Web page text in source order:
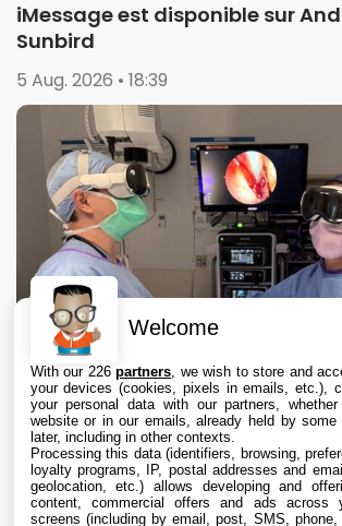
iMessage est disponible sur
Sunbird
5 Aug. 2026 • 18:39
Apple Vision Pro : une étude
Welcome
With our 226partners , we wish to store and
your devices (cookies, pixels in emails, etc.),
your personal data with our partners,
website or in our emails, already held by
later, including in other contexts.
Processing this data (identifiers, browsing,
loyalty programs, IP, postal addresses and
geolocation, etc.) allows developing and
content, commercial offers and ads across
screens (including by email, post, SMS, phone,